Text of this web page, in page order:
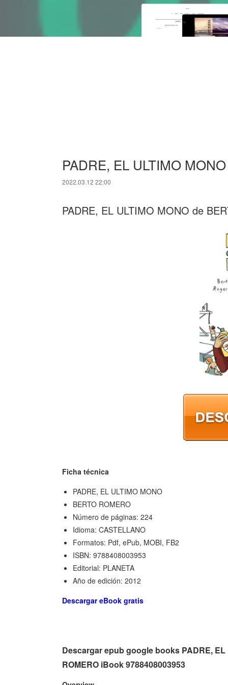
PADRE, EL ULTIMO
2022.03.12 22:00
PADRE, EL ULTIMO MONO de
Ficha técnica
PADRE, EL ULTIMO MONO
BERTO ROMERO
Número de páginas: 224
Idioma: CASTELLANO
Formatos: Pdf, ePub, MOBI, FB2
ISBN: 9788408003953
Editorial: PLANETA
Año de edición: 2012
Descargar eBook gratis
Descargar epub google books PADRE,
ROMERO iBook 9788408003953